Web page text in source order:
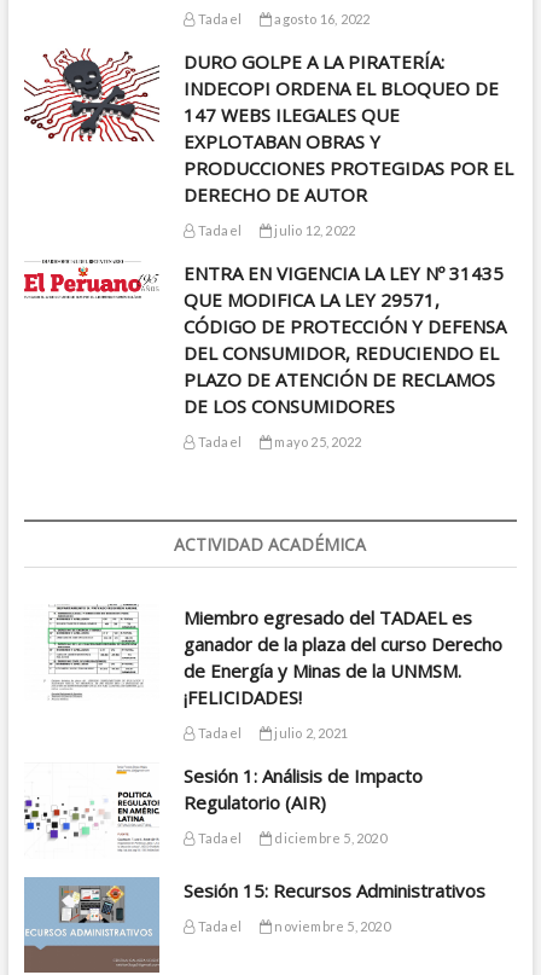
Tadael agosto 16, 2022
DURO GOLPE A LA PIRATERÍA:
INDECOPI ORDENA EL BLOQUEO DE
147 WEBS ILEGALES QUE
EXPLOTABAN OBRAS Y
PRODUCCIONES PROTEGIDAS POR EL
DERECHO DE AUTOR
Tadael julio 12, 2022
ENTRA EN VIGENCIA LA LEY Nº 31435
QUE MODIFICA LA LEY 29571,
CÓDIGO DE PROTECCIÓN Y DEFENSA
DEL CONSUMIDOR, REDUCIENDO EL
PLAZO DE ATENCIÓN DE RECLAMOS
DE LOS CONSUMIDORES
Tadael mayo 25, 2022
ACTIVIDAD ACADÉMICA
Miembro egresado del TADAEL es
ganador de la plaza del curso Derecho
de Energía y Minas de la UNMSM.
¡FELICIDADES!
Tadael julio 2, 2021
Sesión 1: Análisis de Impacto
Regulatorio (AIR)
Tadael diciembre 5, 2020
Sesión 15: Recursos Administrativos
Tadael noviembre 5, 2020